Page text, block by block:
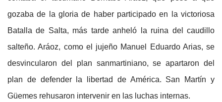
gozaba de la gloria de haber participado en la victoriosa
Batalla de Salta, más tarde anheló la ruina del caudillo
salteño. Aráoz, como el jujeño Manuel Eduardo Arias, se
desvincularon del plan sanmartiniano, se apartaron del
plan de defender la libertad de América. San Martín y
Güemes rehusaron intervenir en las luchas internas.